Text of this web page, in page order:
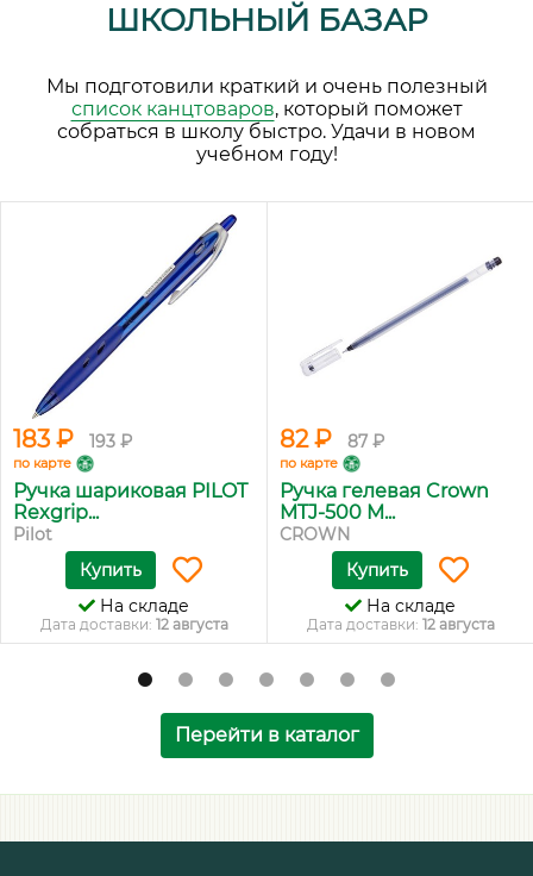
ШКОЛЬНЫЙ БАЗАР
Мы подготовили краткий и очень полезный
список канцтоваров, который поможет
собраться в школу быстро. Удачи в новом
учебном году!
183 ₽ 193 ₽
по карте
Ручка шариковая PILOT
Rexgrip...
Pilot
Купить
На складе
Дата доставки: 12 августа
82 ₽ 87 ₽
по карте
Ручка гелевая Crown
MTJ-500 M...
CROWN
Купить
На складе
Дата доставки: 12 августа
Перейти в каталог